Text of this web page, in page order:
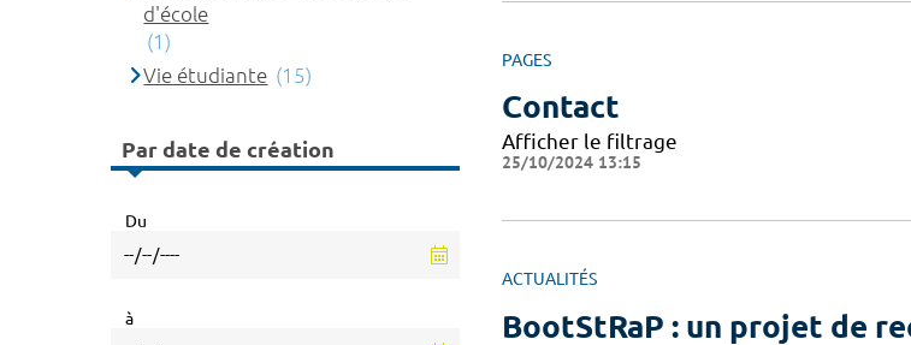
PAGES
Contact
Afficher le filtrage
25/10/2024 13:15
ACTUALITÉS
BootStRaP : un projet de
d'école
(1)
Vie étudiante (15)
Par date de création
Du
à